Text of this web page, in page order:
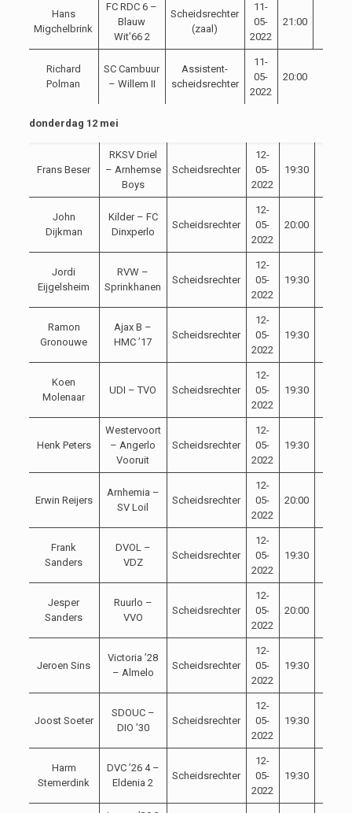
Hans
Migchelbrink
FC RDC 6 –
Blauw
Wit’66 2
Scheidsrechter
(zaal)
11-
05-
2022
21:00
Richard
Polman
SC Cambuur
– Willem II
Assistent-
scheidsrechter
11-
05-
2022
20:00
donderdag 12 mei
Frans Beser
RKSV Driel
– Arnhemse
Boys
Scheidsrechter
12-
05-
2022
19:30
John
Dijkman
Kilder – FC
Dinxperlo
Scheidsrechter
12-
05-
2022
20:00
Jordi
Eijgelsheim
RVW –
Sprinkhanen
Scheidsrechter
12-
05-
2022
19:30
Ramon
Gronouwe
Ajax B –
HMC ’17
Scheidsrechter
12-
05-
2022
19:30
Koen
Molenaar
UDI – TVO Scheidsrechter
12-
05-
2022
19:30
Henk Peters
Westervoort
– Angerlo
Vooruit
Scheidsrechter
12-
05-
2022
19:30
Erwin Reijers
Arnhemia –
SV Loil
Scheidsrechter
12-
05-
2022
20:00
Frank
Sanders
DVOL –
VDZ
Scheidsrechter
12-
05-
2022
19:30
Jesper
Sanders
Ruurlo –
VVO
Scheidsrechter
12-
05-
2022
20:00
Jeroen Sins
Victoria ’28
– Almelo
Scheidsrechter
12-
05-
2022
19:30
Joost Soeter
SDOUC –
DIO ’30
Scheidsrechter
12-
05-
2022
19:30
Harm
Stemerdink
DVC ’26 4 –
Eldenia 2
Scheidsrechter
12-
05-
2022
19:30